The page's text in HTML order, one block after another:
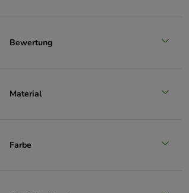
Bewertung
Material
Farbe